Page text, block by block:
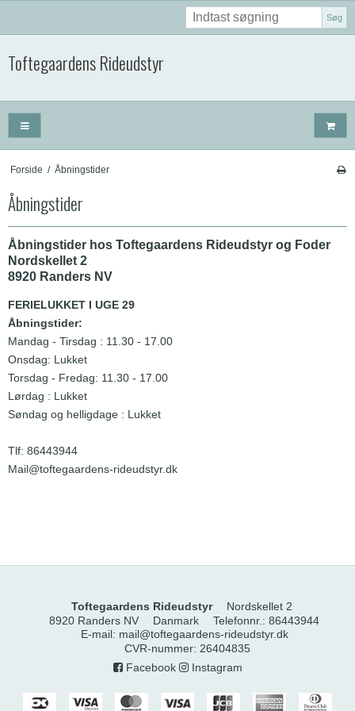
Søg
Toftegaardens Rideudstyr
Forside / Åbningstider
Åbningstider
Åbningstider hos Toftegaardens Rideudstyr og Foder
Nordskellet 2
8920 Randers NV
FERIELUKKET I UGE 29
Åbningstider:
Mandag - Tirsdag : 11.30 - 17.00
Onsdag: Lukket
Torsdag - Fredag: 11.30 - 17.00
Lørdag : Lukket
Søndag og helligdage : Lukket
Tlf: 86443944
Mail@toftegaardens-rideudstyr.dk
Toftegaardens Rideudstyr
Nordskellet 2
8920 Randers NV
Danmark Telefonnr. : 86443944
E-mail: mail@toftegaardens-rideudstyr.dk
CVR-nummer: 26404835
Facebook
Instagram